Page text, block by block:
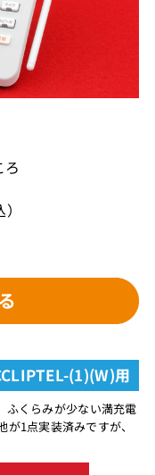
(1)(W)用
くらみが少ない満充電
1点実装済みですが、